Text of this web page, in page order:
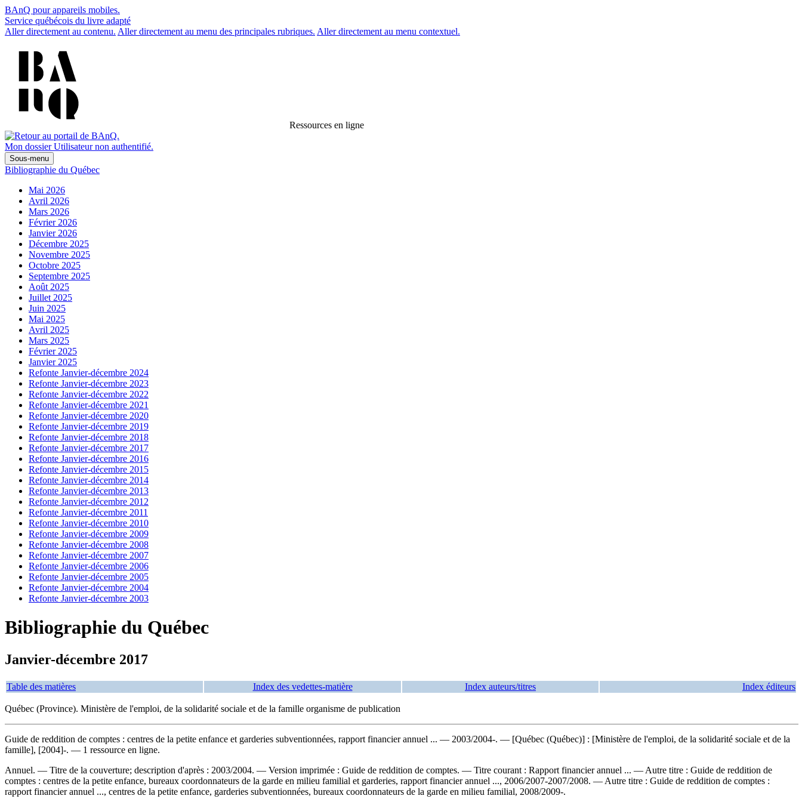
BAnQ pour appareils mobiles.
Service québécois du livre adapté
Aller directement au contenu. Aller directement au menu des principales rubriques. Aller directement au menu contextuel.
Ressources en ligne
Mon dossier Utilisateur non authentifié.
Sous-menu
Bibliographie du Québec
Mai 2026
Avril 2026
Mars 2026
Février 2026
Janvier 2026
Décembre 2025
Novembre 2025
Octobre 2025
Septembre 2025
Août 2025
Juillet 2025
Juin 2025
Mai 2025
Avril 2025
Mars 2025
Février 2025
Janvier 2025
Refonte Janvier-décembre 2024
Refonte Janvier-décembre 2023
Refonte Janvier-décembre 2022
Refonte Janvier-décembre 2021
Refonte Janvier-décembre 2020
Refonte Janvier-décembre 2019
Refonte Janvier-décembre 2018
Refonte Janvier-décembre 2017
Refonte Janvier-décembre 2016
Refonte Janvier-décembre 2015
Refonte Janvier-décembre 2014
Refonte Janvier-décembre 2013
Refonte Janvier-décembre 2012
Refonte Janvier-décembre 2011
Refonte Janvier-décembre 2010
Refonte Janvier-décembre 2009
Refonte Janvier-décembre 2008
Refonte Janvier-décembre 2007
Refonte Janvier-décembre 2006
Refonte Janvier-décembre 2005
Refonte Janvier-décembre 2004
Refonte Janvier-décembre 2003
Bibliographie du Québec
Janvier-décembre 2017
Table des matières Index des vedettes-matière Index auteurs/titres Index éditeurs
Québec (Province). Ministère de l'emploi, de la solidarité sociale et de la famille organisme de publication
Guide de reddition de comptes : centres de la petite enfance et garderies subventionnées, rapport financier annuel ... — 2003/2004-. — [Québec (Québec)] : [Ministère de l'emploi, de la solidarité sociale et de la
famille], [2004]-. — 1 ressource en ligne.
Annuel. — Titre de la couverture; description d'après : 2003/2004. — Version imprimée : Guide de reddition de comptes. — Titre courant : Rapport financier annuel ... — Autre titre : Guide de reddition de
comptes : centres de la petite enfance, bureaux coordonnateurs de la garde en milieu familial et garderies, rapport financier annuel ..., 2006/2007-2007/2008. — Autre titre : Guide de reddition de comptes :
rapport financier annuel ..., centres de la petite enfance, garderies subventionnées, bureaux coordonnateurs de la garde en milieu familial, 2008/2009-.